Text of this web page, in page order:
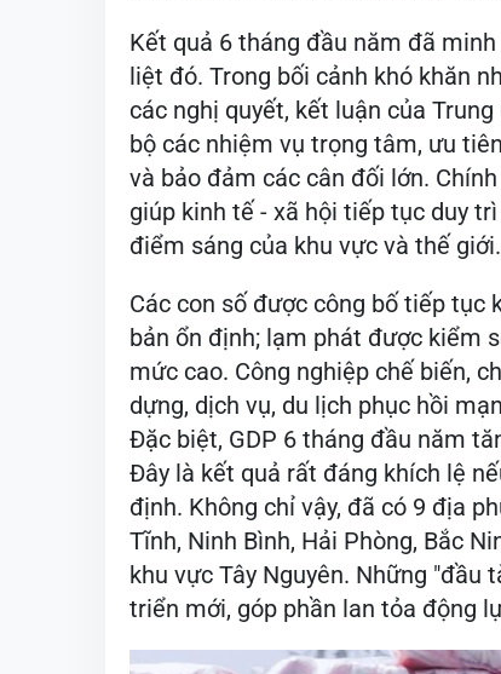
Kết quả 6 tháng đầu năm đã
liệt đó. Trong bối cảnh khó khăn
các nghị quyết, kết luận của
bộ các nhiệm vụ trọng tâm, ưu
và bảo đảm các cân đối lớn.
giúp kinh tế - xã hội tiếp tục duy
điểm sáng của khu vực và thế giới.
Các con số được công bố tiếp
bản ổn định; lạm phát được kiểm
mức cao. Công nghiệp chế biến,
dựng, dịch vụ, du lịch phục hồi
Đặc biệt, GDP 6 tháng đầu năm
Đây là kết quả rất đáng khích lệ
định. Không chỉ vậy, đã có 9 địa
Tĩnh, Ninh Bình, Hải Phòng, Bắc
khu vực Tây Nguyên. Những
triển mới, góp phần lan tỏa động